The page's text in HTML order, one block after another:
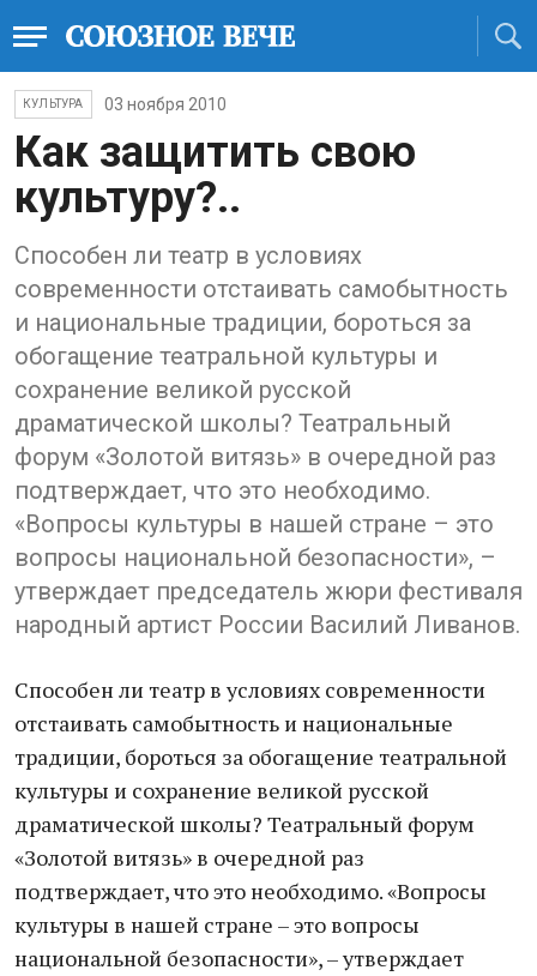
КУЛЬТУРА 03 ноября 2010
Как защитить свою
культуру?..
Способен ли театр в условиях
современности отстаивать самобытность
и национальные традиции, бороться за
обогащение театральной культуры и
сохранение великой русской
драматической школы? Театральный
форум «Золотой витязь» в очередной раз
подтверждает, что это необходимо.
«Вопросы культуры в нашей стране – это
вопросы национальной безопасности», –
утверждает председатель жюри фестиваля
народный артист России Василий Ливанов.
Способен ли театр в условиях современности
отстаивать самобытность и национальные
традиции, бороться за обогащение театральной
культуры и сохранение великой русской
драматической школы? Театральный форум
«Золотой витязь» в очередной раз
подтверждает, что это необходимо. «Вопросы
культуры в нашей стране – это вопросы
национальной безопасности», – утверждает